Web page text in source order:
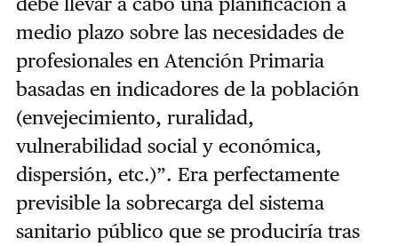
medio plazo sobre las necesidades de
profesionales en Atención Primaria
basadas en indicadores de la población
(envejecimiento, ruralidad,
vulnerabilidad social y económica,
dispersión, etc.)”. Era perfectamente
previsible la sobrecarga del sistema
sanitario público que se produciría tras